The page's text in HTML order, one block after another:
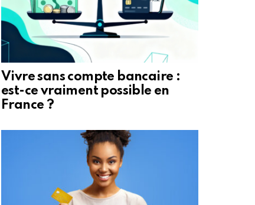
Vivre sans compte bancaire :
est-ce vraiment possible en
France ?